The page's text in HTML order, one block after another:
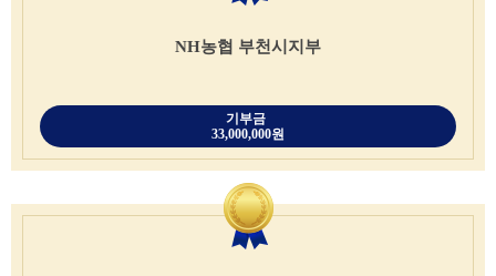
NH농협 부천시지부
기부금
33,000,000원